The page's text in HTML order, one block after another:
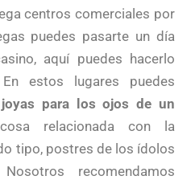
centros comerciales por
puedes pasarte un día
aquí puedes hacerlo
estos lugares puedes
joyas para los ojos de un
relacionada con la
tipo, postres de los ídolos
recomendamos